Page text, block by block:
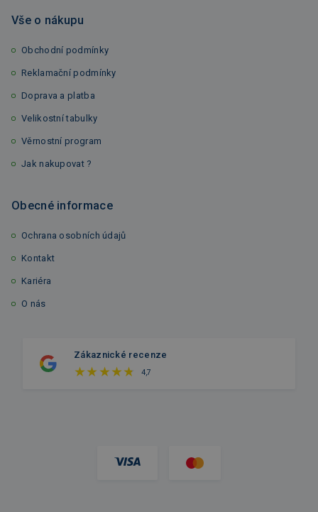
Vše o nákupu
Obchodní podmínky
Reklamační podmínky
Doprava a platba
Velikostní tabulky
Věrnostní program
Jak nakupovat ?
Obecné informace
Ochrana osobních údajů
Kontakt
Kariéra
O nás
Zákaznické recenze
4,7